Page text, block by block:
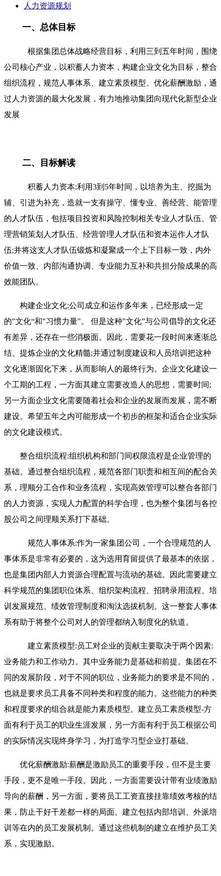
人力资源规划
一、总体目标
根据集团总体战略经营目标，利用三到五年时间，围绕
公司核心产业，以积蓄人力资本，构建企业文化为目标，整合
组织流程，规范人事体系、建立素质模型、优化薪酬激励，通
过人力资源的最大化发展，有力地推动集团向现代化新型企业
发展
二、目标解读
积蓄人力资本:利用3到5年时间，以培养为主、挖掘为
辅、引进为补充，造就一支有操守、懂专业、善经营、能管理
的人才队伍，包括项目投资和风险控制相关专业人才队伍、管
理营销策划人才队伍、经营管理人才队伍和资本运作人才队
伍;并将这支人才队伍锻炼和凝聚成一个上下目标一致，内外
价值一致、内部沟通协调、专业能力互补和共担分险成果的高
效能团队。
构建企业文化:公司成立和运作多年来，已经形成一定
的"文化“和"习惯力量"。 但是这种"文化”与公司倡导的文化还
有差异，还存在一些消极面。因此，需要花一段时间来逐渐总
结、提炼企业的文化精髓;并通过制度建设和人员培训把这种
文化逐渐固化下来，从而影响人的最终行为。企业文化建设一
个工期的工程，一方面其建立需要改造人的思想，需要时间;
另一方面企业文化需要随着社会和企业的发展而发展，需不断
建设。希望五年之内可能形成一个初步的框架和适合企业实际
的文化建设模式。
整合组织流程:组织机构和部门间权限流程是企业管理的
基础。通过整合组织流程，规范各部门职责和相互间的配合关
系，理顺分工合作和业务流程，实现高效管理可以整合各部门
的人力资源，实现人力配置的科学合理，也为整个集团与各控
股公司之间理顺关系打下基础。
规范人事体系:作为一家集团公司，一个合理规范的人
事体系是非常有必要的，这为选用育留提供了最基本的依据，
也是集团内部人力资源合理配置与流动的基础。因此需要建立
科学规范的集团职位体系、组织架构流程、招聘录用流程、培
训发展规范、绩效管理制度和淘汰选拔机制。这一整套人事体
系有助于将整个公司对人的管理都纳入制度化的轨道。
建立素质模型:员工对企业的贡献主要取决于两个因素:
业务能力和工作动力。其中业务能力是基础和前提。集团在不
同的发展阶段，对于不同的职位，业务能力的要求是不同的，
也就是要求员工具备不同种类和程度的能力。这些能力的种类
和程度要求的组合就是能力素质模型。建立员工素质模型-方
面有利于员工的职业生涯发展，另一方面有利于员工根据公司
的实际情况实现终身学习，为打造学习型企业打基础。
优化薪酬激励:薪酬是激励员工的重要手段，但不是主要
手段，更不是唯一手段。因此，一方面需要设计带有业绩激励
导向的薪酬，另一方面，要将员工工资直接挂靠绩效考核的结
果，防止干好干差都一样的局面。建立包括内部培训、外派培
训等在内的员工发展机制。通过这些机制的建立在维护员工关
系，实现激励。